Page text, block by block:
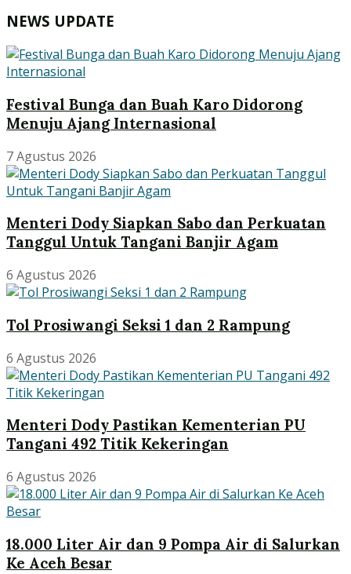
NEWS UPDATE
Festival Bunga dan Buah Karo Didorong
Menuju Ajang Internasional
7 Agustus 2026
Menteri Dody Siapkan Sabo dan Perkuatan
Tanggul Untuk Tangani Banjir Agam
6 Agustus 2026
Tol Prosiwangi Seksi 1 dan 2 Rampung
6 Agustus 2026
Menteri Dody Pastikan Kementerian PU
Tangani 492 Titik Kekeringan
6 Agustus 2026
18.000 Liter Air dan 9 Pompa Air di Salurkan
Ke Aceh Besar